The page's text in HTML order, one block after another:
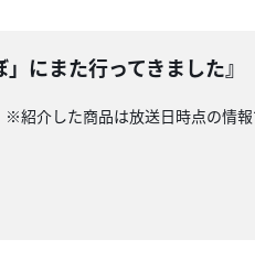
にまた行ってきました』
紹介した商品は放送日時点の情